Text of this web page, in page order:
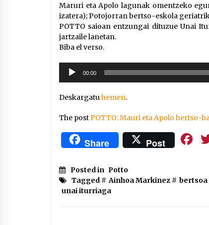
Maruri eta Apolo lagunak omentzeko
izatera); Potojorran bertso-eskola
POTTO saioan entzungai dituzue Unai
jartzaile lanetan.
Biba el verso.
Soinu
erreproduzigailua
00:00
Deskargatuhemen.
The postPOTTO: Mauri eta Apolo bertso-
Share Post
Posted in Potto
Tagged # Ainhoa Markinez # bertsoa
unai iturriaga